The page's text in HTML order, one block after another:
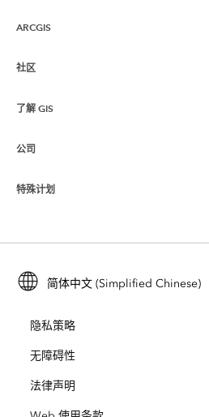
ARCGIS
ArcGIS 概览
制图
Esri Store
社区
Esri 社区
ArcGIS 博客
Esri 年轻专家关系网
了解 GIS
什么是 GIS？
位置智能
培训
ArcUser
ArcNews
ArcWatch
公司
关于 Esri
招贤纳士
开放视野
特殊计划
ArcGIS for Student Use
保护
教育
简体中文 (Simplified Chinese)
隐私策略
无障碍性
法律声明